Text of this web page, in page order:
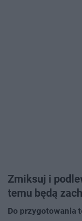
Zmiksuj i
temu będą
Do przygotowania